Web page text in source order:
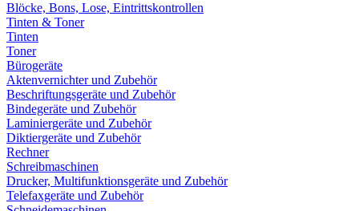
Blöcke, Bons, Lose, Eintrittskontrollen
Tinten & Toner
Tinten
Toner
Bürogeräte
Aktenvernichter und Zubehör
Beschriftungsgeräte und Zubehör
Bindegeräte und Zubehör
Laminiergeräte und Zubehör
Diktiergeräte und Zubehör
Rechner
Schreibmaschinen
Drucker, Multifunktionsgeräte und Zubehör
Telefaxgeräte und Zubehör